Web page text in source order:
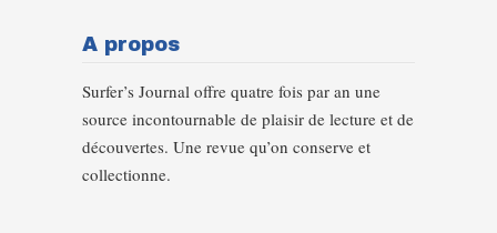
A propos
Surfer’s Journal offre quatre fois par an une
source incontournable de plaisir de lecture et de
découvertes. Une revue qu’on conserve et
collectionne.